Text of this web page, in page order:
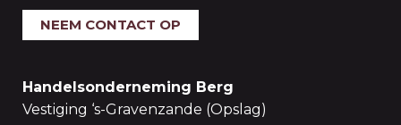
NEEM CONTACT OP
Handelsonderneming Berg
Vestiging ‘s-Gravenzande (Opslag)